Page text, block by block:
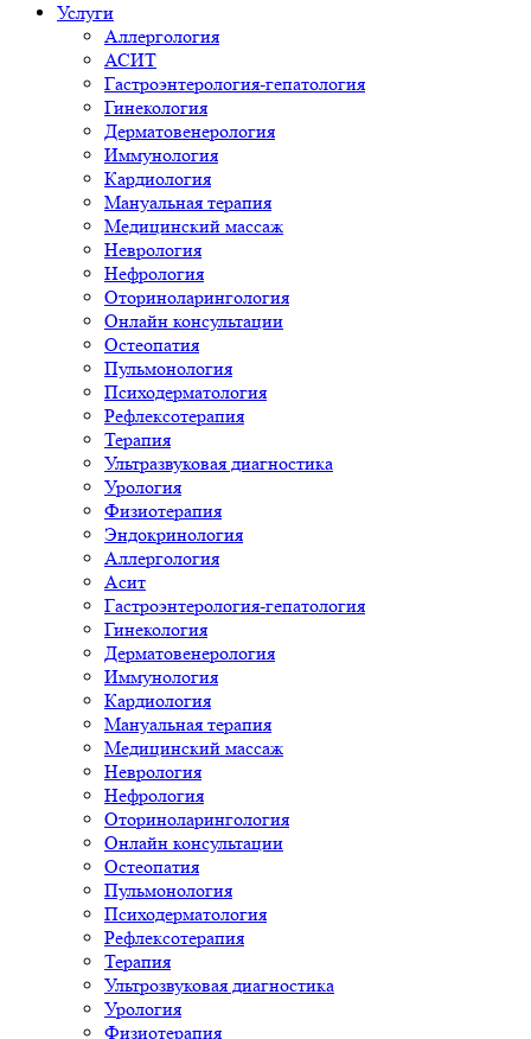
Услуги
Аллергология
АСИТ
Гастроэнтерология-гепатология
Гинекология
Дерматовенерология
Иммунология
Кардиология
Мануальная терапия
Медицинский массаж
Неврология
Нефрология
Оториноларингология
Онлайн консультации
Остеопатия
Пульмонология
Психодерматология
Рефлексотерапия
Терапия
Ультразвуковая диагностика
Урология
Физиотерапия
Эндокринология
Аллергология
Асит
Гастроэнтерология-гепатология
Гинекология
Дерматовенерология
Иммунология
Кардиология
Мануальная терапия
Медицинский массаж
Неврология
Нефрология
Оториноларингология
Онлайн консультации
Остеопатия
Пульмонология
Психодерматология
Рефлексотерапия
Терапия
Ультрозвуковая диагностика
Урология
Физиотерапия